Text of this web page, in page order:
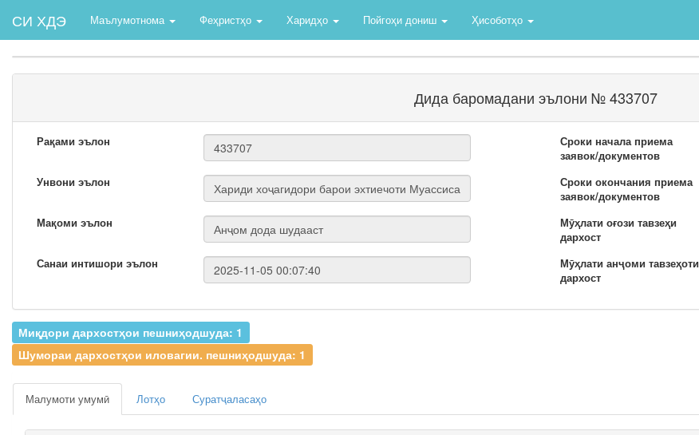
СИ ХДЭ Маълумотнома Феҳристҳо Харидҳо Пойгоҳи дониш Ҳисоботҳо
Дида баромадани эълони № 433707
Рақами эълон
Унвони эълон
Мақоми эълон
Санаи интишори эълон
Сроки начала приема
заявок/документов
Сроки окончания приема
заявок/документов
Мӯҳлати оғози тавзеҳи
дархост
Мӯҳлати анҷоми тавзеҳоти
дархост
Миқдори дархостҳои пешниҳодшуда: 1
Шумораи дархостҳои иловагии. пешниҳодшуда: 1
Малумоти умумӣ Лотҳо Суратҷаласаҳо